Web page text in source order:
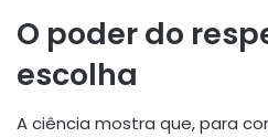
O poder do
escolha
A ciência mostra que, para